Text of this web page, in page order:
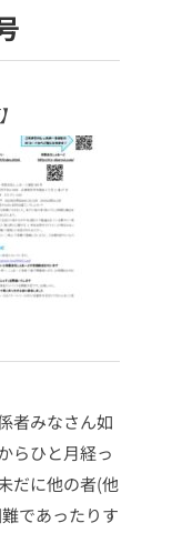
者みなさん如
らひと月経っ
だに他の者(他
であったりす